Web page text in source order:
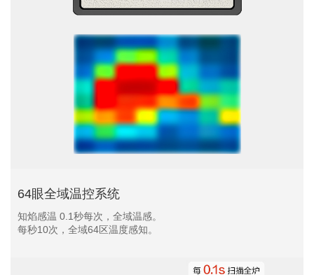
64眼全域温控系统
知焰感温 0.1秒每次，全域温感。
每秒10次，全域64区温度感知。